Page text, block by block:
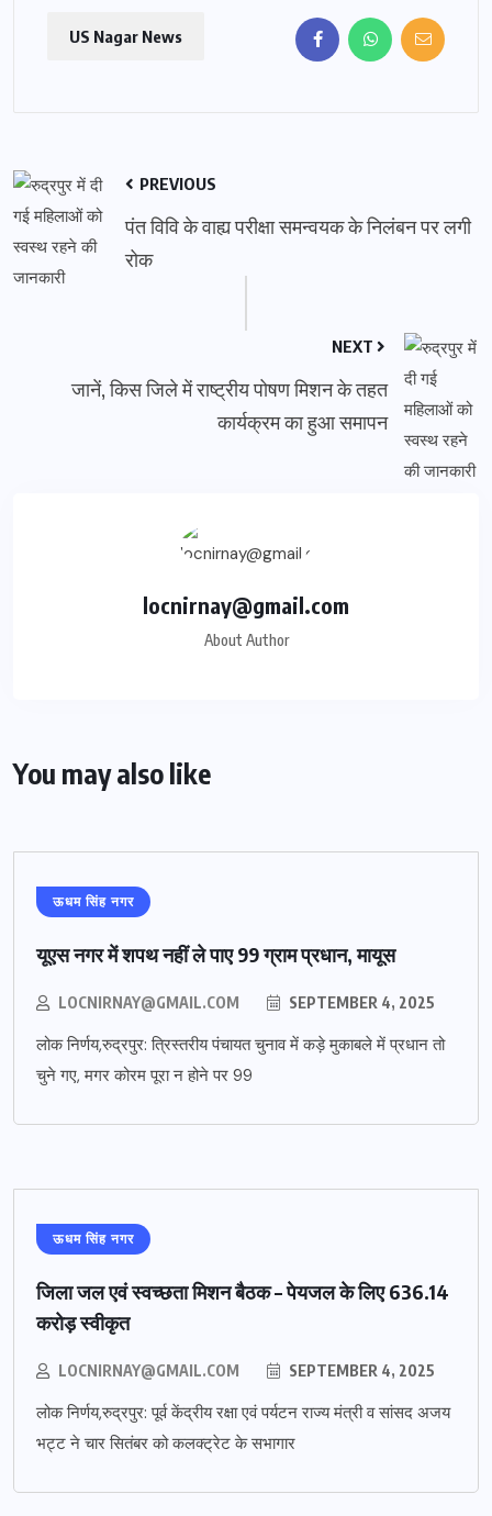
US Nagar News
PREVIOUS
पंत विवि के वाह्य परीक्षा समन्वयक के निलंबन पर लगी
रोक
NEXT
जानें, किस जिले में राष्ट्रीय पोषण मिशन के तहत
कार्यक्रम का हुआ समापन
locnirnay@gmail.com
About Author
You may also like
ऊधम सिंह नगर
यूएस नगर में शपथ नहीं ले पाए 99 ग्राम प्रधान, मायूस
LOCNIRNAY@GMAIL.COM SEPTEMBER 4, 2025
लोक निर्णय,रुद्रपुर: त्रिस्तरीय पंचायत चुनाव में कड़े मुकाबले में प्रधान तो
चुने गए, मगर कोरम पूरा न होने पर 99
ऊधम सिंह नगर
जिला जल एवं स्वच्छता मिशन बैठक – पेयजल के लिए 636.14
करोड़ स्वीकृत
LOCNIRNAY@GMAIL.COM SEPTEMBER 4, 2025
लोक निर्णय,रुद्रपुर: पूर्व केंद्रीय रक्षा एवं पर्यटन राज्य मंत्री व सांसद अजय
भट्ट ने चार सितंबर को कलक्ट्रेट के सभागार